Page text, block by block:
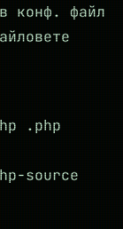
конф. файл
.php
source